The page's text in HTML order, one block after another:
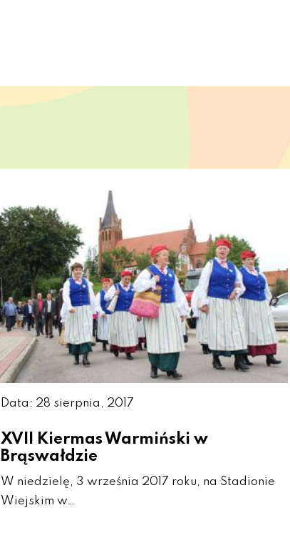
Data: 28 sierpnia, 2017
XVII Kiermas Warmiński w
Brąswałdzie
W niedzielę, 3 września 2017 roku, na Stadionie
Wiejskim w…